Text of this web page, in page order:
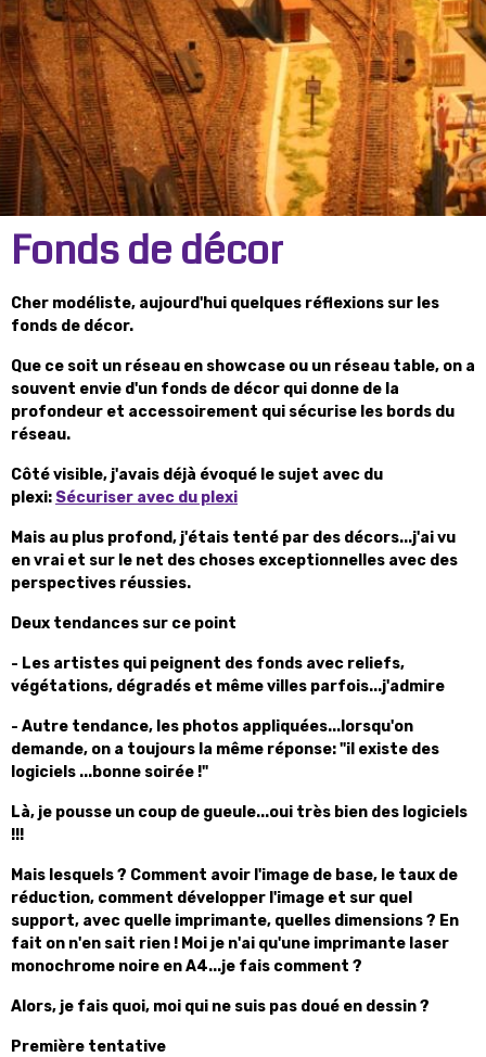
Fonds de décor
Cher modéliste, aujourd'hui quelques réflexions sur les
fonds de décor.
Que ce soit un réseau en showcase ou un réseau table, on a
souvent envie d'un fonds de décor qui donne de la
profondeur et accessoirement qui sécurise les bords du
réseau.
Côté visible, j'avais déjà évoqué le sujet avec du
plexi: Sécuriser avec du plexi
Mais au plus profond, j'étais tenté par des décors...j'ai vu
en vrai et sur le net des choses exceptionnelles avec des
perspectives réussies.
Deux tendances sur ce point
- Les artistes qui peignent des fonds avec reliefs,
végétations, dégradés et même villes parfois...j'admire
- Autre tendance, les photos appliquées...lorsqu'on
demande, on a toujours la même réponse: "il existe des
logiciels ...bonne soirée !"
Là, je pousse un coup de gueule...oui très bien des logiciels
!!!
Mais lesquels ? Comment avoir l'image de base, le taux de
réduction, comment développer l'image et sur quel
support, avec quelle imprimante, quelles dimensions ? En
fait on n'en sait rien ! Moi je n'ai qu'une imprimante laser
monochrome noire en A4...je fais comment ?
Alors, je fais quoi, moi qui ne suis pas doué en dessin ?
Première tentative